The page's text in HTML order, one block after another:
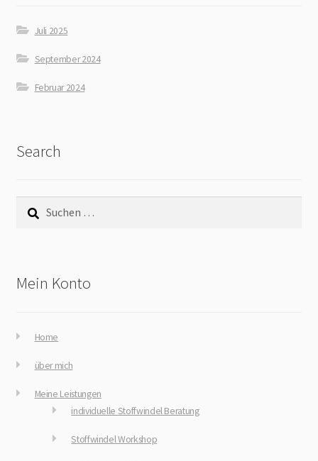
Juli 2025
September 2024
Februar 2024
Search
nach:
Mein Konto
Home
über mich
Meine Leistungen
individuelle Stoffwindel Beratung
Stoffwindel Workshop